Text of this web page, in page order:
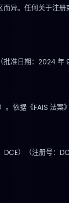
。任何关于注册
日期：2024 年
《FAIS 法案》
）（注册号：